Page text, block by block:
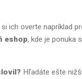
ich overte napríklad
eshop, kde je ponuka
Hľadáte ešte